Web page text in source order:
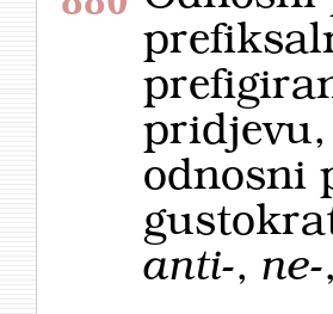
odnosni
anti-, ne-,